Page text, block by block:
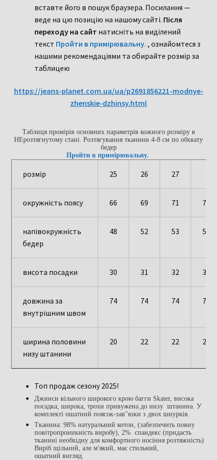
вставте його в пошук браузера. Посилання —
веде на цю позицію на нашому сайті. Після
переходу на сайт натисніть на виділений
текст Пройти в примірювальну. , ознайомтеся з
нашими рекомендаціями та обирайте розмір за
таблицею
https://jeans-planet.com.ua/ua/p2691856221-modnye-
zhenskie-dzhinsy.html
Таблиця промірів основних параметрів кожного розміру в
НЕрозтягнутому стані. Розтягування тканини 4-8 см по обхвату
бедер
Пройти в примірювальну.
розмір 25 26 27
окружність поясу 66 69 71 73
напівокружність
бедер
48 52 53 54
висота посадки 30 31 32 33
довжина за
внутрішним швом
74 74 74 74
ширина половини
низу штанини
20 22 22 23
Топ продаж сезону 2025!
Джинси вільного широкого крою багги Skater, висока
посадка, широка, трохи привужена до низу штанина. У
комплекті ошатний поясок-зав"язки з двох шнурків.
Тканина: 98% натуральний котон, (забезпечить повну
повітропроникність виробу), 2% спандекс (придасть
тканині необхідну для комфортного носіння розтяжність)
Виріб щільний, але м'який, має стильний,
ошатний вигляд.